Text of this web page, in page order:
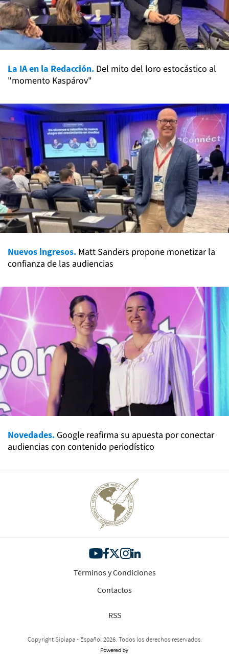
La IA en la Redacción. Del mito del loro estocástico al
"momento Kaspárov"
Nuevos ingresos. Matt Sanders propone monetizar la
confianza de las audiencias
Novedades. Google reafirma su apuesta por conectar
audiencias con contenido periodístico
Términos y Condiciones
Contactos
RSS
Copyright Sipiapa - Español 2026. Todos los derechos reservados.